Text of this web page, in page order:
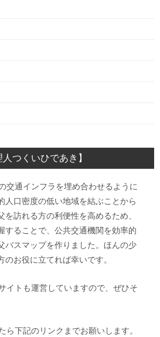
つくいひであき】
交通インフラを埋め合わせるように
人口密度の低い地域を結ぶことから
訪れる方の利便性を高めるため、
することで、公共交通機関を効率的
バスマップを作りました。ほんの少
のお役に立てれば幸いです。
イトも運営していますので、ぜひそ
ら下記のリンクまでお願いします。